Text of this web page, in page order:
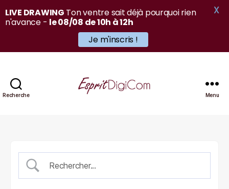
Recherche Menu
LIVE DRAWING Ton ventre sait déjà pourquoi rien
n'avance - le 08/08 de 10h à 12h
Je m'inscris !
X